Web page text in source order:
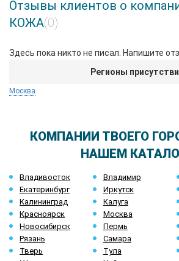
Отзывы клиентов о
КОЖА(0)
Здесь пока никто не писал. Напишите
Регионы
Москва
КОМПАНИИ ТВОЕГО
НАШЕМ
Владивосток Владимир
Екатеринбург
Иркутск
Калининград
Калуга
Красноярск
Москва
Новосибирск
Пермь
Рязань
Самара
Тверь
Тула